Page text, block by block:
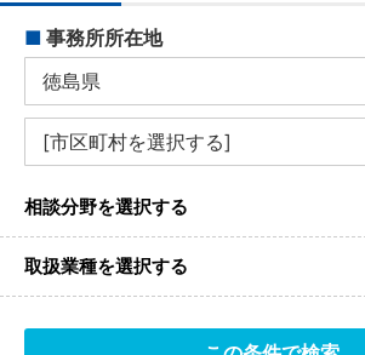
■ 事務所所在地
相談分野を選択する
取扱業種を選択する